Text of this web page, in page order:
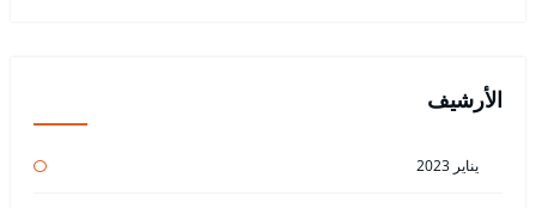
الأرشيف
يناير 2023